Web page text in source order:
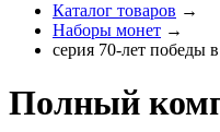
Каталог товаров →
Наборы монет →
серия 70-лет победы
Полный